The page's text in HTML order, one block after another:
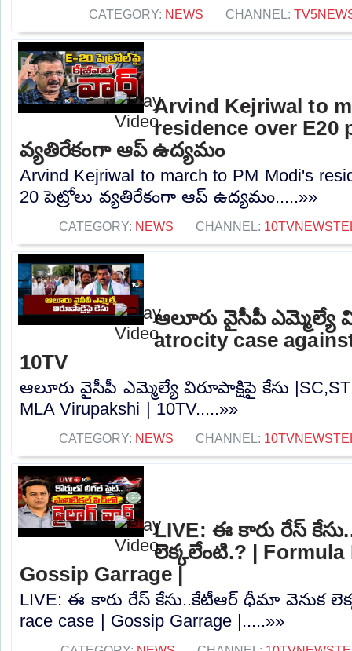
CATEGORY: NEWS CHANNEL:
Arvind Kejriwal to
residence over E20
వ్యతిరేకంగా ఆప్ ఉద్యమం
Arvind Kejriwal to march to PM Modi's
20 పెట్రోలు వ్యతిరేకంగా ఆప్ ఉద్యమం.....»»
CATEGORY: NEWS CHANNEL:
ఆలూరు వైసీపీ ఎమ్మెల్యే
atrocity case
10TV
ఆలూరు వైసీపీ ఎమ్మెల్యే విరూపాక్షిపై కేసు |SC,ST
MLA Virupakshi | 10TV.....»»
CATEGORY: NEWS CHANNEL:
LIVE: ఈ కారు రేస్‌
లెక్కలేంటి.? | Formula
Gossip Garrage |
LIVE: ఈ కారు రేస్‌ కేసు..కేటీఆర్ ధీమా వెనుక
race case | Gossip Garrage |.....»»